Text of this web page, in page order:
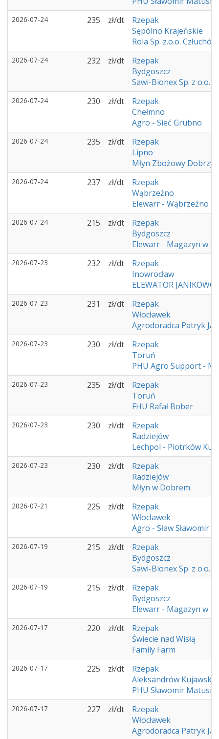
2026-07-24 235 zł/dt
Rzepak
Sępólno Krajeńskie
Rola Sp. z.o.o. Człuchów
2026-07-24 232 zł/dt
Rzepak
Bydgoszcz
Sawi-Bionex Sp. z o.o.
2026-07-24 230 zł/dt
Rzepak
Chełmno
Agro - Sieć Grubno
2026-07-24 235 zł/dt
Rzepak
Lipno
Młyn Zbożowy
2026-07-24 237 zł/dt
Rzepak
Wąbrzeźno
Elewarr - Wąbrzeźno
2026-07-24 215 zł/dt
Rzepak
Bydgoszcz
Elewarr - Magazyn w
2026-07-23 232 zł/dt
Rzepak
Inowrocław
ELEWATOR JANIKOWO
2026-07-23 231 zł/dt
Rzepak
Włocławek
Agrodoradca Patryk
2026-07-23 230 zł/dt
Rzepak
Toruń
PHU Agro Support -
2026-07-23 235 zł/dt
Rzepak
Toruń
FHU Rafał Bober
2026-07-23 230 zł/dt
Rzepak
Radziejów
Lechpol - Piotrków
2026-07-23 230 zł/dt
Rzepak
Radziejów
Młyn w Dobrem
2026-07-21 225 zł/dt
Rzepak
Włocławek
Agro - Sław Sławomir
2026-07-19 215 zł/dt
Rzepak
Bydgoszcz
Sawi-Bionex Sp. z o.o.
2026-07-19 215 zł/dt
Rzepak
Bydgoszcz
Elewarr - Magazyn w
2026-07-17 220 zł/dt
Rzepak
Świecie nad Wisłą
Family Farm
2026-07-17 225 zł/dt
Rzepak
Aleksandrów Kujawski
PHU Sławomir
2026-07-17 227 zł/dt
Rzepak
Włocławek
Agrodoradca Patryk